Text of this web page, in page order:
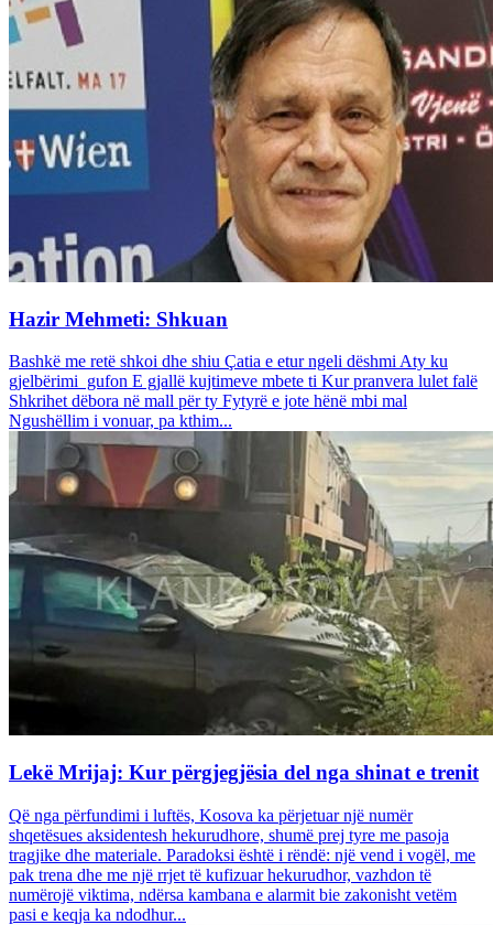
Hazir Mehmeti: Shkuan
Bashkë me retë shkoi dhe shiu Çatia e etur ngeli dëshmi Aty ku
gjelbërimi gufon E gjallë kujtimeve mbete ti Kur pranvera lulet falë
Shkrihet dëbora në mall për ty Fytyrë e jote hënë mbi mal
Ngushëllim i vonuar, pa kthim...
Lekë Mrijaj: Kur përgjegjësia del nga shinat e trenit
Që nga përfundimi i luftës, Kosova ka përjetuar një numër
shqetësues aksidentesh hekurudhore, shumë prej tyre me pasoja
tragjike dhe materiale. Paradoksi është i rëndë: një vend i vogël, me
pak trena dhe me një rrjet të kufizuar hekurudhor, vazhdon të
numërojë viktima, ndërsa kambana e alarmit bie zakonisht vetëm
pasi e keqja ka ndodhur...